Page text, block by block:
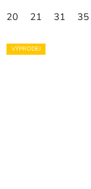
20 21 31 35
VÝPRODEJ